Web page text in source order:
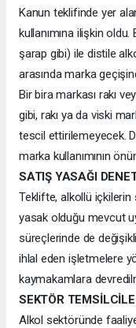
Kanun teklifinde yer
kullanımına ilişkin
şarap gibi) ile distile
arasında marka
Bir bira markası rakı
gibi, rakı ya da viski
tescil ettirilemeyecek.
marka kullanımının
SATIŞ YASAĞI
Teklifte, alkollü içkilerin
yasak olduğu mevcut
süreçlerinde de
ihlal eden işletmelere
kaymakamlara
SEKTÖR
Alkol sektöründe